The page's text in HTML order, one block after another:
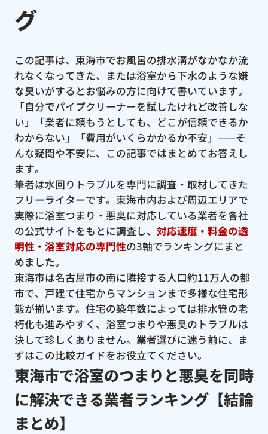
グ
この記事は、東海市でお風呂の排水溝がなかなか流
れなくなってきた、または浴室から下水のような嫌
な臭いがするとお悩みの方に向けて書いています。
「自分でパイプクリーナーを試したけれど改善しな
い」「業者に頼もうとしても、どこが信頼できるか
わからない」「費用がいくらかかるか不安」——そ
んな疑問や不安に、この記事ではまとめてお答えし
ます。
筆者は水回りトラブルを専門に調査・取材してきた
フリーライターです。東海市内および周辺エリアで
実際に浴室つまり・悪臭に対応している業者を各社
の公式サイトをもとに調査し、 対応速度・料金の透
明性・浴室対応の専門性の3軸でランキングにまと
めました。
東海市は名古屋市の南に隣接する人口約11万人の都
市で、戸建て住宅からマンションまで多様な住宅形
態が揃います。住宅の築年数によっては排水管の老
朽化も進みやすく、浴室つまりや悪臭のトラブルは
決して珍しくありません。業者選びに迷う前に、ま
ずはこの比較ガイドをお役立てください。
東海市で浴室のつまりと悪臭を同時
に解決できる業者ランキング【結論
まとめ】